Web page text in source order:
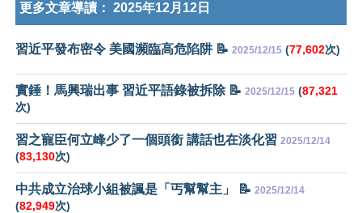
更多文章導讀： 2025年12月12日
習近平發布密令 美國瀕臨高危陷阱 📝 2025/12/15 (77,602次)
實錘！馬興瑞出事 習近平語錄被拆除 📝 2025/12/15 (87,321
次)
習之寵臣何立峰少了一個頭銜 講話也在淡化習 2025/12/14
(83,130次)
中共成立治球小組被諷是「丐幫幫主」 📝 2025/12/14
(82,949次)